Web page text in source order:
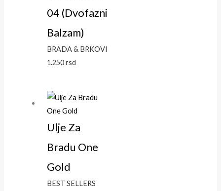
04 (Dvofazni
Balzam)
BRADA & BRKOVI
1.250rsd
Ulje Za
Bradu One
Gold
BEST SELLERS